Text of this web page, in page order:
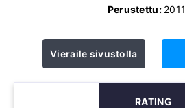
Perustettu: 2011
Vieraile sivustolla
RATING